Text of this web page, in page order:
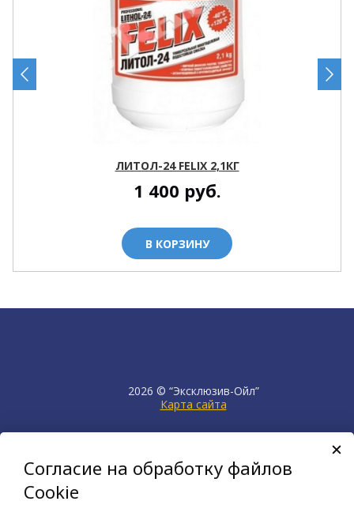
ЛИТОЛ-24 FELIX 2,1КГ
1 400 руб.
В КОРЗИНУ
2026 © “Эксклюзив-Ойл”
Карта сайта
продвижение сайта НЕТКАМ
создан на платформе
KORZILLA
Согласие на обработку файлов
Cookie